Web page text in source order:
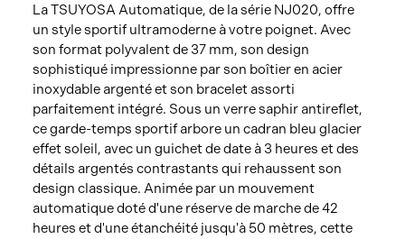
La TSUYOSA Automatique, de la série NJ020, offre
un style sportif ultramoderne à votre poignet. Avec
son format polyvalent de 37 mm, son design
sophistiqué impressionne par son boîtier en acier
inoxydable argenté et son bracelet assorti
parfaitement intégré. Sous un verre saphir antireflet,
ce garde-temps sportif arbore un cadran bleu glacier
effet soleil, avec un guichet de date à 3 heures et des
détails argentés contrastants qui rehaussent son
design classique. Animée par un mouvement
automatique doté d'une réserve de marche de 42
heures et d'une étanchéité jusqu'à 50 mètres, cette